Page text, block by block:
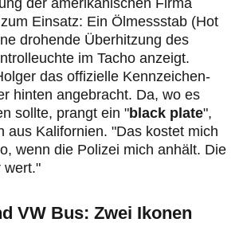
der amerikanischen Firma
Einsatz: Ein Ölmessstab (Hot
drohende Überhitzung des
im Tacho anzeigt.
das offizielle Kennzeichen-
hinten angebracht. Da, wo es
sollte, prangt ein "black plate",
aus Kalifornien. "Das kostet mich
wenn die Polizei mich anhält. Die
wert."
VW Bus: Zwei Ikonen